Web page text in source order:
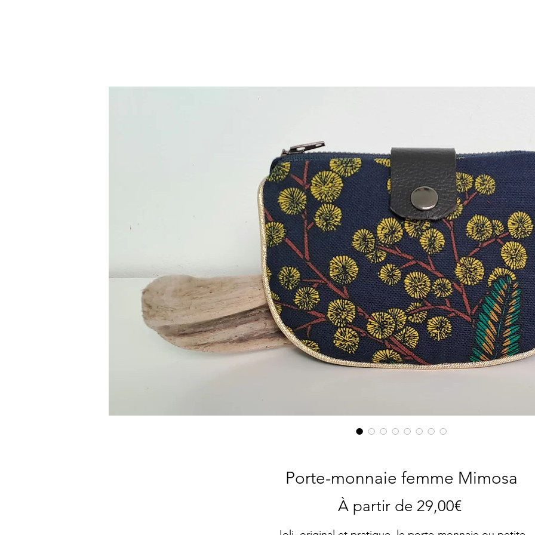
Porte-monnaie femme Mimosa
À partir de 29,00€Prix